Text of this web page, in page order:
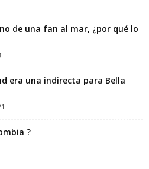
de una fan al mar, ¿por qué lo
era una indirecta para Bella
?